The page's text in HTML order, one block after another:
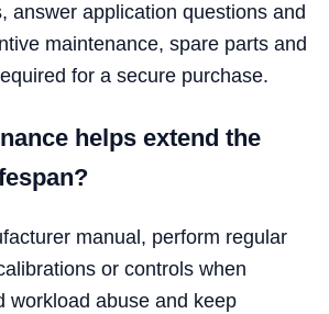
answer application questions and
maintenance, spare parts and
for a secure purchase.
helps extend the
manual, perform regular
or controls when
workload abuse and keep